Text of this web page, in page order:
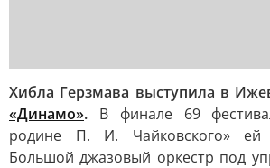
Хибла Герзмава выступила в
«Динамо». В финале 69
родине П. И. Чайковского» ей
Большой джазовый оркестр под